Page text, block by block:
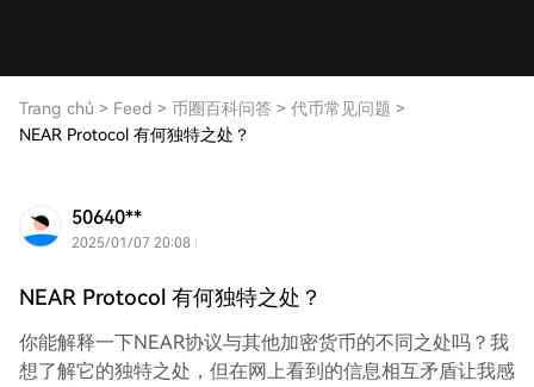
Trang chủ > Feed > 币圈百科问答 > 代币常见问题 >
NEAR Protocol 有何独特之处？
50640**
2025/01/07 20:08
NEAR Protocol 有何独特之处？
你能解释一下NEAR协议与其他加密货币的不同之处吗？我
想了解它的独特之处，但在网上看到的信息相互矛盾让我感